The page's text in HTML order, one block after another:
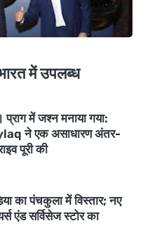
में उपलब्ध
प्राग में जश्न मनाया गया:
ने एक असाधारण अंतर-
पूरी की
का पंचकुला में विस्तार; नए
एंड सर्विसेज स्टोर का